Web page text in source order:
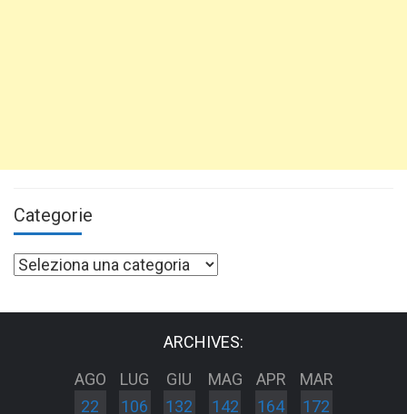
Categorie
Categorie
ARCHIVES:
AGO
22
LUG
106
GIU
132
MAG
142
APR
164
MAR
172